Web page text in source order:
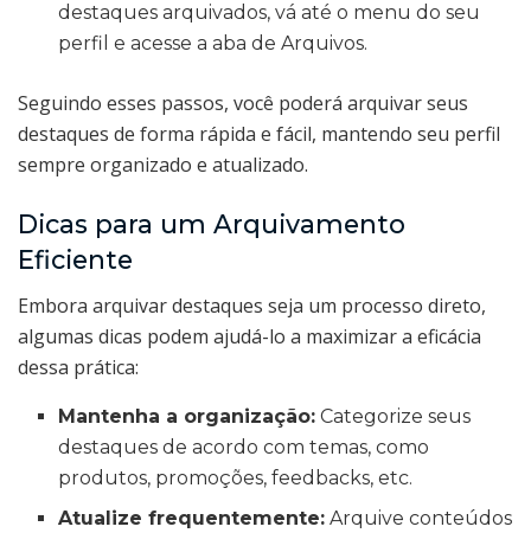
destaques arquivados, vá até o menu do seu
perfil e acesse a aba de Arquivos.
Seguindo esses passos, você poderá arquivar seus
destaques de forma rápida e fácil, mantendo seu perfil
sempre organizado e atualizado.
Dicas para um Arquivamento
Eficiente
Embora arquivar destaques seja um processo direto,
algumas dicas podem ajudá-lo a maximizar a eficácia
dessa prática:
Mantenha a organização: Categorize seus
destaques de acordo com temas, como
produtos, promoções, feedbacks, etc.
Atualize frequentemente: Arquive conteúdos